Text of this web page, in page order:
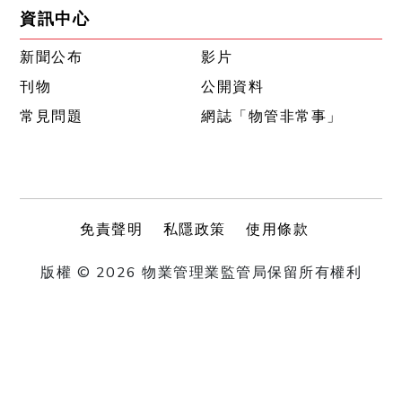
資訊中心
新聞公布
影片
刊物
公開資料
常見問題
網誌「物管非常事」
免責聲明 私隱政策 使用條款
版權 © 2026 物業管理業監管局保留所有權利